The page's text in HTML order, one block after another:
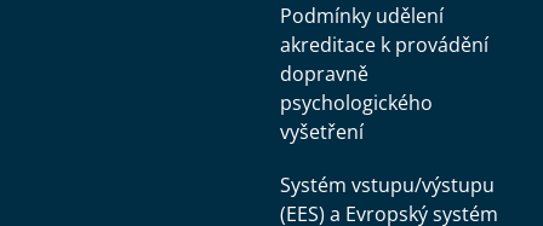
Podmínky udělení
akreditace k provádění
dopravně
psychologického
vyšetření
Systém vstupu/výstupu
(EES) a Evropský systém